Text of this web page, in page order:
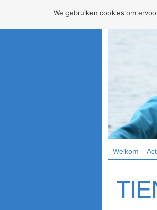
Welkom
We gebruiken cookies om